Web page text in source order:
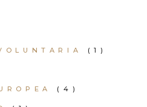
(1)
(4)